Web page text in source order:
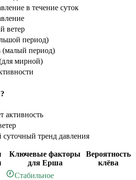
в течение суток
ветер
период)
(малый период)
мирной)
активность
тренд давления
Ключевые факторы
для Ерша
Вероятность
клёва
Стабильное